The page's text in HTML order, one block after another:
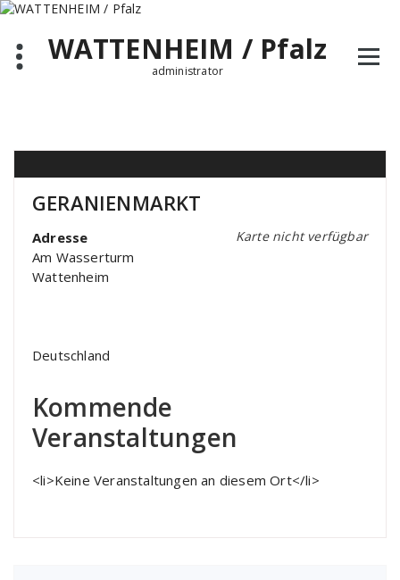
Zum
springenWATTENHEIM / Pfalz
administrator
GERANIENMARKT
Karte nicht verfügbar
Adresse
Am Wasserturm
Wattenheim
Deutschland
Kommende
Veranstaltungen
<li>Keine Veranstaltungen an diesem Ort</li>